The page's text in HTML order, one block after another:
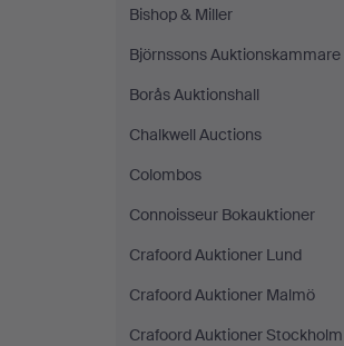
Bishop & Miller
Björnssons Auktionskammare
Borås Auktionshall
Chalkwell Auctions
Colombos
Connoisseur Bokauktioner
Crafoord Auktioner Lund
Crafoord Auktioner Malmö
Crafoord Auktioner Stockholm